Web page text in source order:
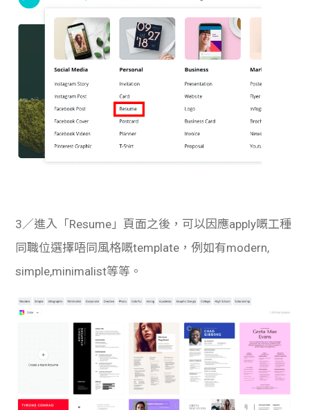
3／進入「Resume」頁面之後，可以因應apply嘅工種
同職位選擇唔同風格嘅template，例如有modern,
simple,minimalist等等。